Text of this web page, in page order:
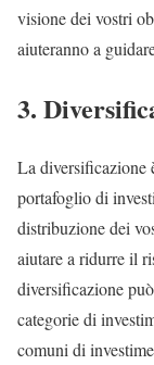
visione dei vostri
aiuteranno a
3.
La diversificazione
portafoglio di
distribuzione dei
aiutare a ridurre il
diversificazione
categorie di
comuni di